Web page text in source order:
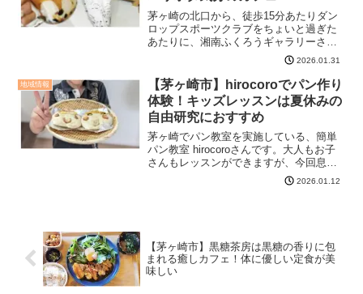
茅ヶ崎の北口から、徒歩15分あたりダン
ロップスポーツクラブをちょいと過ぎた
あたりに、湘南ふくろうギャラリーさん
があります。湘南ふくろうギャラリーは
茅ヶ崎で3年ぶりに復活オープンこのふく
ろうギャラリーさん、以前は湘南台でふ
くろうカフェとして約...
2026.01.31
地域情報
【茅ヶ崎市】hirocoroでパン作り
体験！キッズレッスンは夏休みの
自由研究におすすめ
茅ヶ崎でパン教室を実施している、簡単
パン教室 hirocoroさんです。大人もお子
さんもレッスンができますが、今回息子1
人で父の日のプレゼントにパン焼き体験
をしました！予約は、InstagramのDMで
2026.01.12
【茅ヶ崎市】黒糖茶房は黒糖の香りに包
まれる癒しカフェ！体に優しい定食が美
味しい